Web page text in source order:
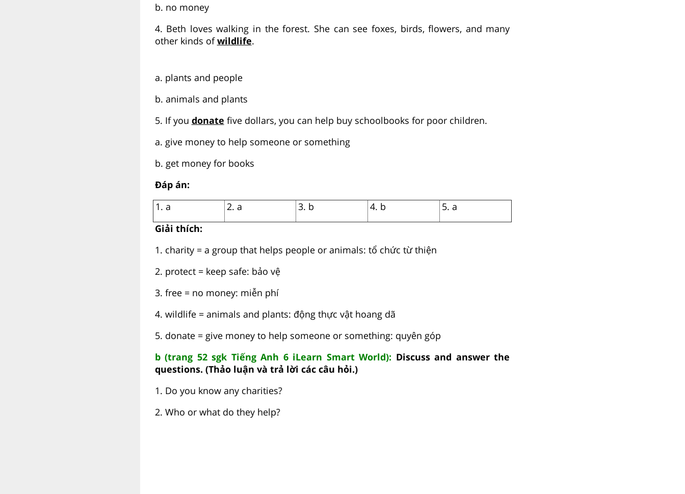
b. no money
4. Beth loves walking in the forest. She can see foxes, birds, flowers, and many
other kinds ofwildlife.
a. plants and people
b. animals and plants
5. If you donate five dollars, you can help buy schoolbooks for poor children.
a. give money to help someone or something
b. get money for books
Đáp án:
1. a
2. a 3. b 4. b
5. a
Giải thích:
1. charity = a group that helps people or animals: tổ chức từ thiện
2. protect = keep safe: bảo vệ
3. free = no money: miễn phí
4. wildlife = animals and plants: động thực vật hoang dã
5. donate = give money to help someone or something: quyên góp
b (trang 52 sgk Tiếng Anh 6 iLearn Smart World): Discuss and answer the
questions. (Thảo luận và trả lời các câu hỏi.)
1. Do you know any charities?
2. Who or what do they help?